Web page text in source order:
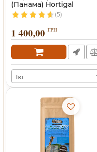
(Панама) Hortigal
(5)
1 400,00 ГРН
1кг